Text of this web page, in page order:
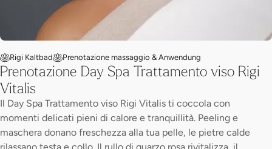
Rigi Kaltbad Prenotazione massaggio & Anwendung
Prenotazione Day Spa Trattamento viso Rigi
Vitalis
Il Day Spa Trattamento viso Rigi Vitalis ti coccola con
momenti delicati pieni di calore e tranquillità. Peeling e
maschera donano freschezza alla tua pelle, le pietre calde